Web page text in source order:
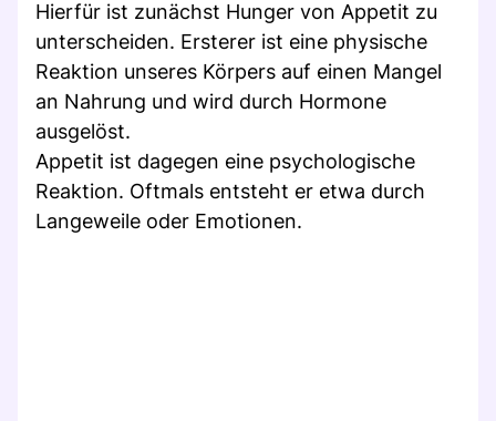
Hierfür ist zunächst Hunger von Appetit zu
unterscheiden. Ersterer ist eine physische
Reaktion unseres Körpers auf einen Mangel
an Nahrung und wird durch Hormone
ausgelöst.
Appetit ist dagegen eine psychologische
Reaktion. Oftmals entsteht er etwa durch
Langeweile oder Emotionen.